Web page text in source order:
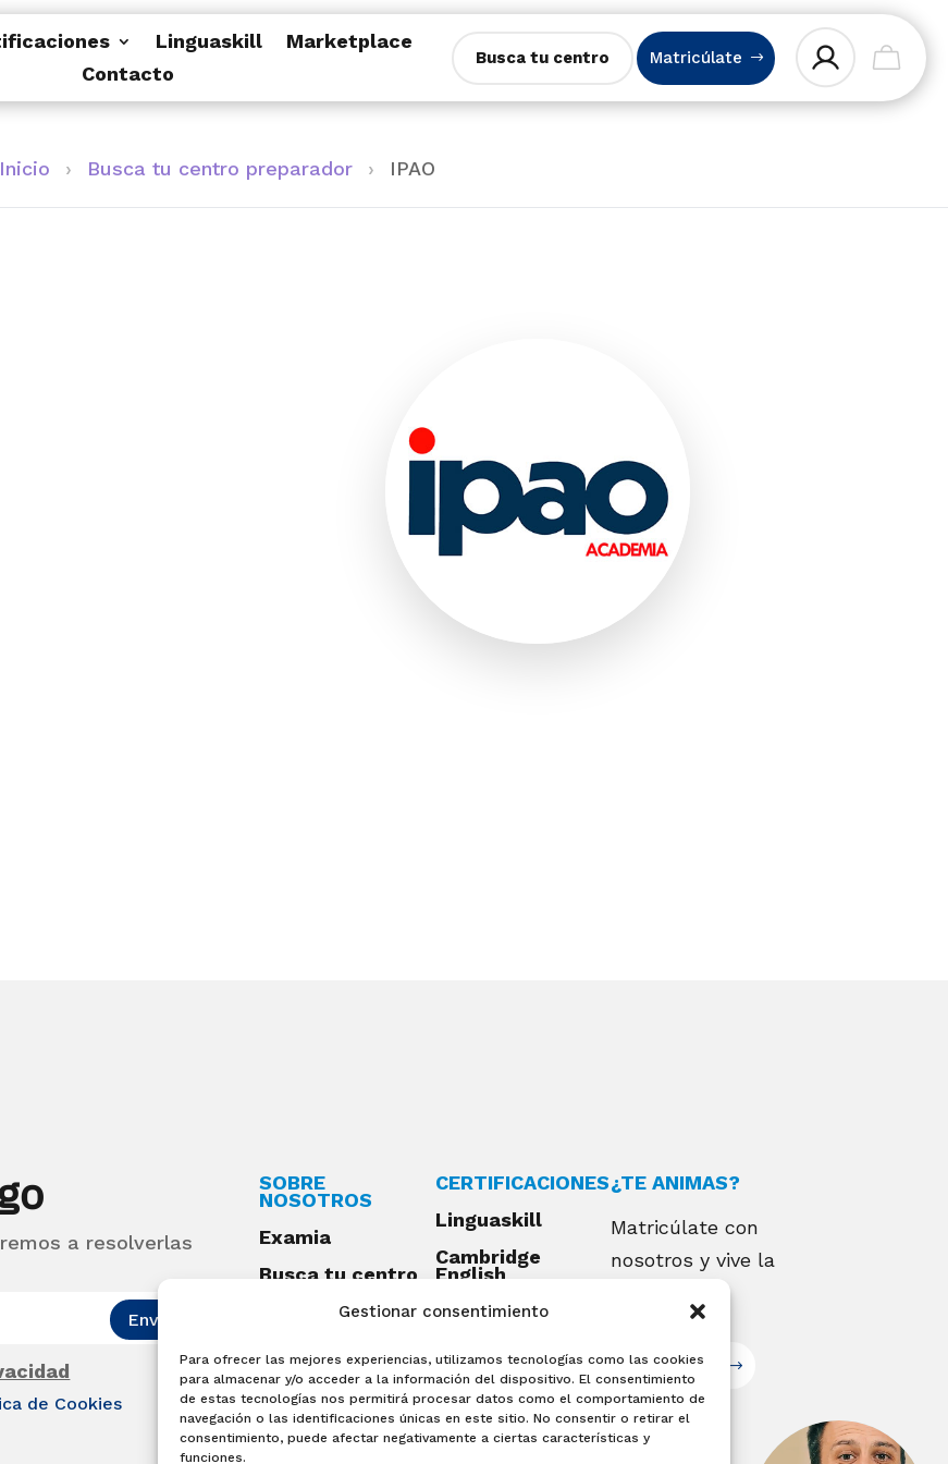
Gestionar consentimiento
Para ofrecer las mejores experiencias, utilizamos tecnologías como las cookies
para almacenar y/o acceder a la información del dispositivo. El consentimiento
de estas tecnologías nos permitirá procesar datos como el comportamiento de
navegación o las identificaciones únicas en este sitio. No consentir o retirar el
consentimiento, puede afectar negativamente a ciertas características y
funciones.
Linguaskill
Marketplace
Contacto
Busca tu centro Matricúlate
Inicio › Busca tu centro preparador › IPAO
a resolverlas
Enviar
de Cookies
SOBRE
NOSOTROS
Examia
Busca tu centro
Preguntas
Acceso centros
preparadores
Blog
CERTIFICACIONES
Linguaskill
Cambridge
English
¿TE ANIMAS?
Matricúlate con
nosotros y vive la
Matricúlate